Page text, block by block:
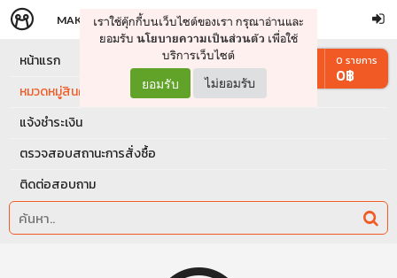
จัดการรถเข็น ดำเนินการต่อ
MAKERS STORE
เราใช้คุ๊กกี้บนเว็บไซต์ของเรา กรุณาอ่านและ
ยอมรับ นโยบายความเป็นส่วนตัว เพื่อใช้
บริการเว็บไซต์
ยอมรับ ไม่ยอมรับ
หน้าแรก
หมวดหมู่สินค้า
แจ้งชำระเงิน
ตรวจสอบสถานะการสั่งซื้อ
ติดต่อสอบถาม
0 รายการ
0฿